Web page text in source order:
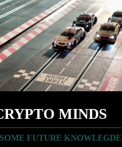
MINDS
FUTURE KNOWLEGDE